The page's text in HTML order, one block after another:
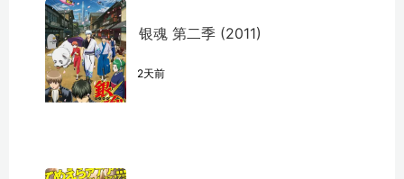
银魂 第二季 (2011)
2天前